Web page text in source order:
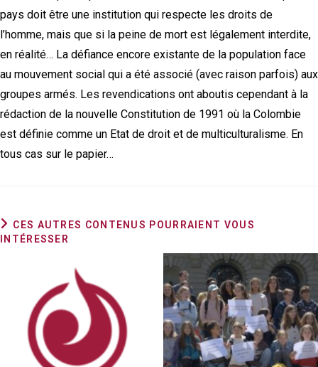
pays doit être une institution qui respecte les droits de
l’homme, mais que si la peine de mort est légalement interdite,
en réalité… La défiance encore existante de la population face
au mouvement social qui a été associé (avec raison parfois) aux
groupes armés. Les revendications ont aboutis cependant à la
rédaction de la nouvelle Constitution de 1991 où la Colombie
est définie comme un Etat de droit et de multiculturalisme. En
tous cas sur le papier…
CES AUTRES CONTENUS POURRAIENT VOUS
INTÉRESSER